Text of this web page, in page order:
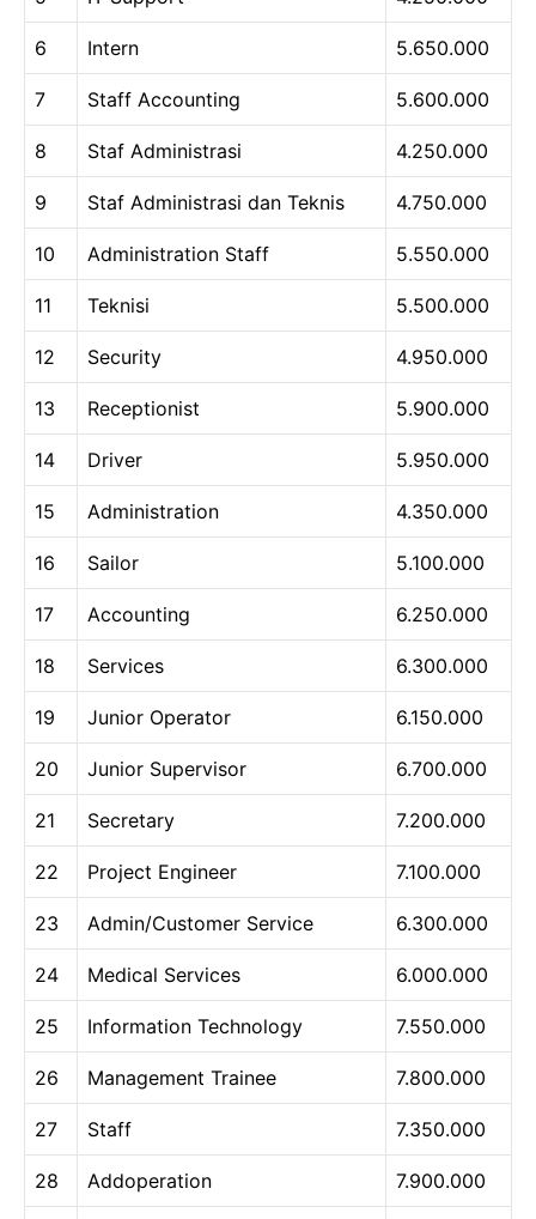
6 Intern 5.650.000
7 Staff Accounting 5.600.000
8 Staf Administrasi 4.250.000
9 Staf Administrasi dan Teknis 4.750.000
10 Administration Staff 5.550.000
11 Teknisi 5.500.000
12 Security 4.950.000
13 Receptionist 5.900.000
14 Driver 5.950.000
15 Administration 4.350.000
16 Sailor 5.100.000
17 Accounting 6.250.000
18 Services 6.300.000
19 Junior Operator 6.150.000
20 Junior Supervisor 6.700.000
21 Secretary 7.200.000
22 Project Engineer 7.100.000
23 Admin/Customer Service 6.300.000
24 Medical Services 6.000.000
25 Information Technology 7.550.000
26 Management Trainee 7.800.000
27 Staff 7.350.000
28 Addoperation 7.900.000